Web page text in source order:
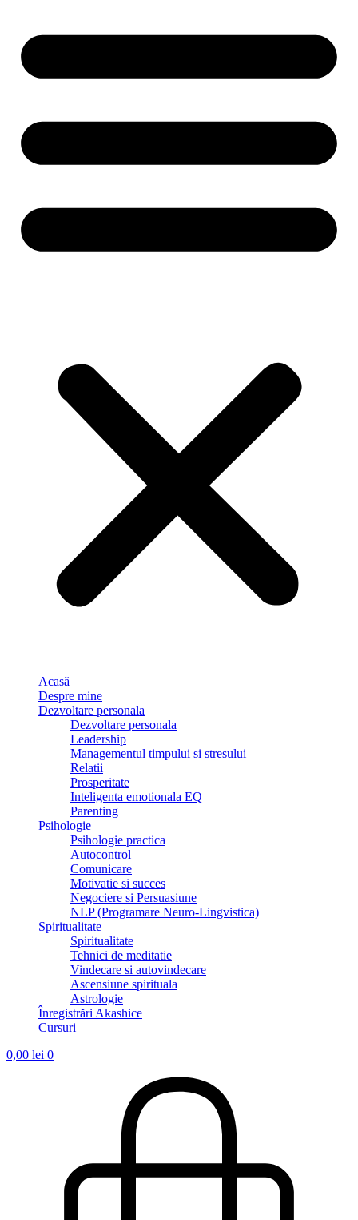
Acasă
Despre mine
Dezvoltare personala
Dezvoltare personala
Leadership
Managementul timpului si stresului
Relatii
Prosperitate
Inteligenta emotionala EQ
Parenting
Psihologie
Psihologie practica
Autocontrol
Comunicare
Motivatie si succes
Negociere si Persuasiune
NLP (Programare Neuro-Lingvistica)
Spiritualitate
Spiritualitate
Tehnici de meditatie
Vindecare si autovindecare
Ascensiune spirituala
Astrologie
Înregistrări Akashice
Cursuri
0,00 lei 0